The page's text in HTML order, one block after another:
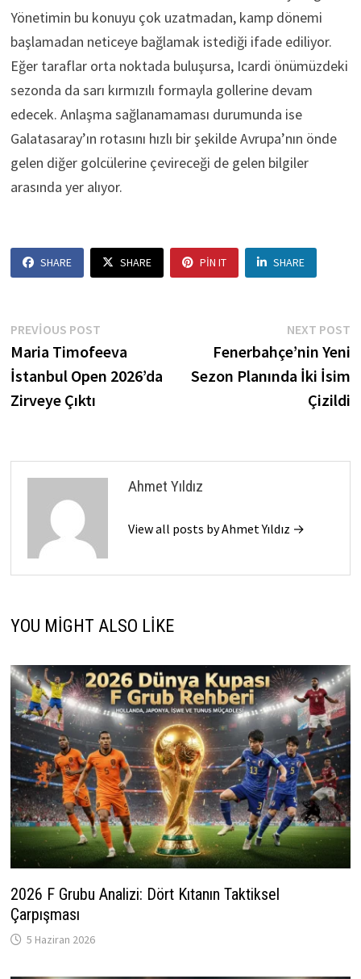
Yönetimin bu konuyu çok uzatmadan, kamp dönemi
başlamadan neticeye bağlamak istediği ifade ediliyor.
Eğer taraflar orta noktada buluşursa, Icardi önümüzdeki
sezonda da sarı kırmızılı formayla gollerine devam
edecek. Anlaşma sağlanamaması durumunda ise
Galatasaray’ın rotasını hızlı bir şekilde Avrupa’nın önde
gelen diğer golcülerine çevireceği de gelen bilgiler
arasında yer alıyor.
SHARE SHARE PIN IT SHARE
Yazı
gezinmesi
PREVIOUS POSTPrevious
post:
Maria Timofeeva
İstanbul Open 2026’da
Zirveye Çıktı
NEXT POST
Fenerbahçe’nin Yeni
Sezon Planında İki İsim
Çizildi
Ahmet Yıldız
View all posts by Ahmet Yıldız →
YOU MIGHT ALSO LIKE
2026 F Grubu Analizi: Dört Kıtanın Taktiksel
Çarpışması
5 Haziran 2026